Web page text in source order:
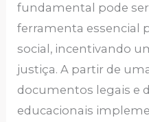
fundamental pode
ferramenta essencial
social, incentivando
justiça. A partir de
documentos legais e
educacionais